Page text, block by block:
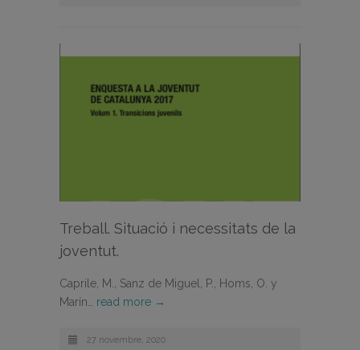
Treball. Situació i necessitats de la
joventut.
Caprile, M., Sanz de Miguel, P., Homs, O. y
Marín… read more →
27 novembre, 2020